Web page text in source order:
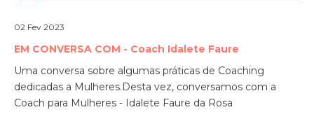
02 Fev 2023
EM CONVERSA COM - Coach Idalete Faure
Uma conversa sobre algumas práticas de Coaching
dedicadas a Mulheres.Desta vez, conversamos com a
Coach para Mulheres - Idalete Faure da Rosa